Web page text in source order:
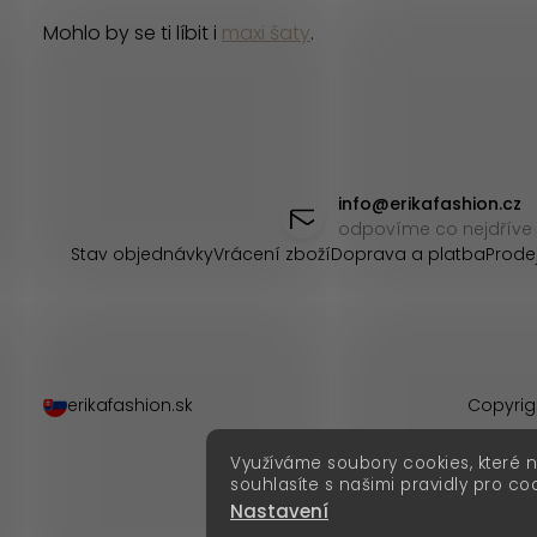
Využíváme soubory cookies, které
souhlasíte s našimi pravidly pro
Nastavení
v
Mohlo by se ti líbit i maxi šaty.
info@erikafashion.cz
odpovíme co nejdříve
Stav objednávkyVrácení zbožíDoprava a platba
erikafashion.sk